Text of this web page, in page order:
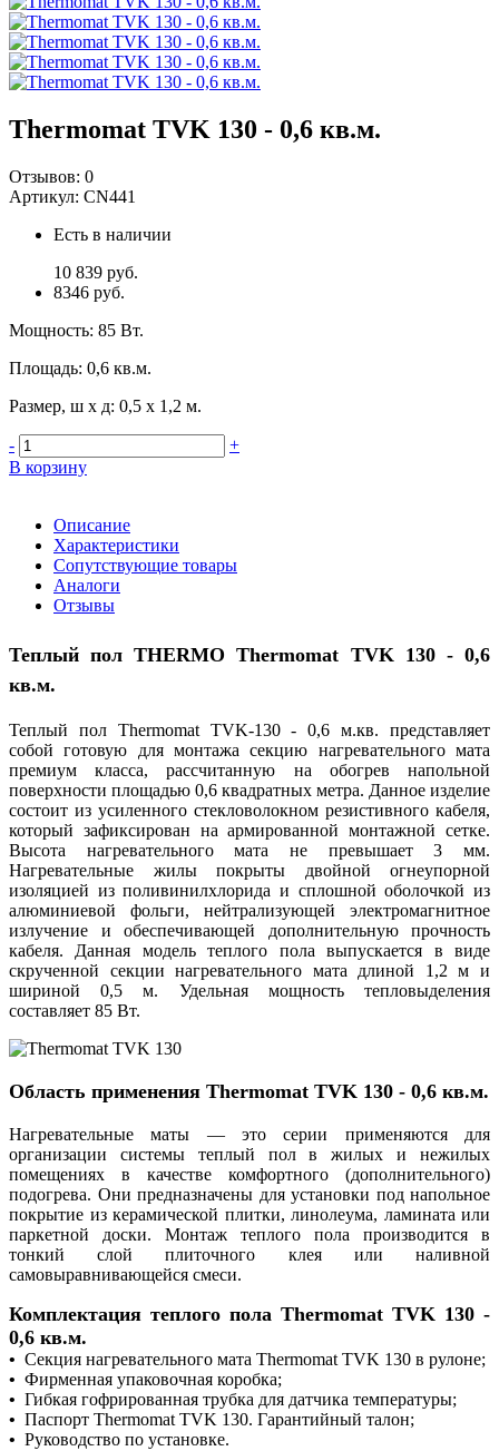
Thermomat TVK 130 - 0,6 кв.м.
Отзывов: 0
Артикул: CN441
Есть в наличии
10 839 руб.
8346 руб.
Мощность: 85 Вт.
Площадь: 0,6 кв.м.
Размер, ш х д: 0,5 x 1,2 м.
-
+
В корзину
Описание
Характеристики
Сопутствующие товары
Аналоги
Отзывы
Теплый полTHERMO Thermomat TVK 130 - 0,6
кв.м.
Теплый пол Thermomat TVK-130 - 0,6 м.кв. представляет
собой готовую для монтажа секцию нагревательного мата
премиум класса, рассчитанную на обогрев напольной
поверхности площадью 0,6 квадратных метра. Данное изделие
состоит из усиленного стекловолокном резистивного кабеля,
который зафиксирован на армированной монтажной сетке.
Высота нагревательного мата не превышает 3 мм.
Нагревательные жилы покрыты двойной огнеупорной
изоляцией из поливинилхлорида и сплошной оболочкой из
алюминиевой фольги, нейтрализующей электромагнитное
излучение и обеспечивающей дополнительную прочность
кабеля. Данная модель теплого пола выпускается в виде
скрученной секции нагревательного мата длиной 1,2 м и
шириной 0,5 м. Удельная мощность тепловыделения
составляет 85 Вт.
Область применения Thermomat TVK 130 - 0,6 кв.м.
Нагревательные маты — это серии применяются для
организации системы теплый пол в жилых и нежилых
помещениях в качестве комфортного (дополнительного)
подогрева. Они предназначены для установки под напольное
покрытие из керамической плитки, линолеума, ламината или
паркетной доски. Монтаж теплого пола производится в
тонкий слой плиточного клея или наливной
самовыравнивающейся смеси.
Комплектация теплого пола Thermomat TVK 130 -
0,6 кв.м.
• Секция нагревательного мата Thermomat TVK 130 в рулоне;
• Фирменная упаковочная коробка;
• Гибкая гофрированная трубка для датчика температуры;
• Паспорт Thermomat TVK 130. Гарантийный талон;
• Руководство по установке.